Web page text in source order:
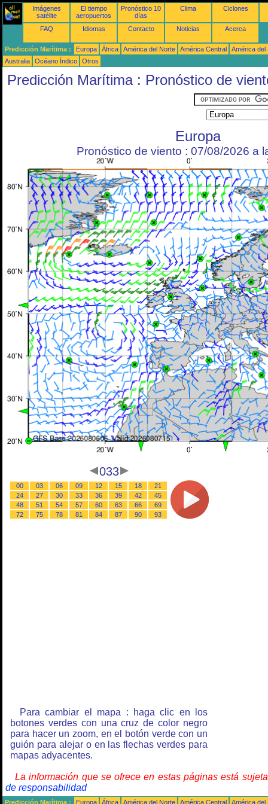
Imágenes
satélite
El tiempo
aeropuertos
Pronóstico 10
días
Clima Ciclones
FAQ Idiomas Contacto Noticias Acerca
Predicción Marítima : Europa África América del Norte América Central
América del
Australia
Océano Índico Otros
Predicción Marítima : Pronóstico de
Europa
Pronóstico de viento : 07/08/2026 a
033
00 03 06 09 12 15 18
21
24
27 30 33 36 39 42
45
48
51 54 57 60 63 66
69
72
75 78 81 84 87 90 93
Para cambiar el mapa : haga clic en los
botones verdes con una cruz de color negro
para hacer un zoom, en el botón verde con un
guión para alejar o en las flechas verdes para
mapas adyacentes.
La información que se ofrece en estas páginas está
de responsabilidad
Predicción Marítima : Europa África América del Norte América Central
América del